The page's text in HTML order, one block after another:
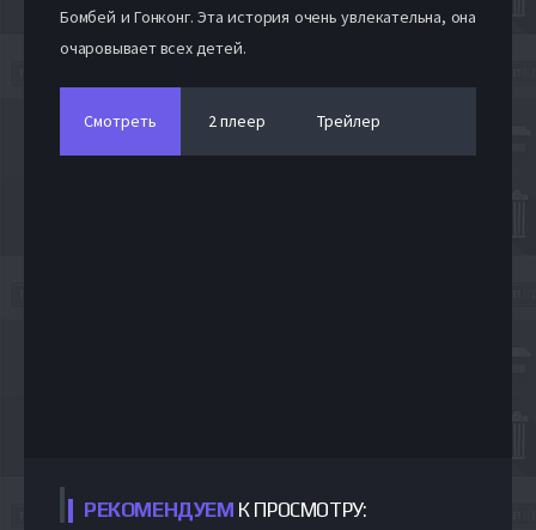
Бомбей и Гонконг. Эта история очень увлекательна, она
очаровывает всех детей.
Смотреть 2 плеер Трейлер
РЕКОМЕНДУЕМ К ПРОСМОТРУ: